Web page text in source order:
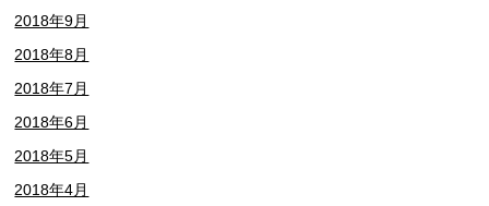
2018年9月
2018年8月
2018年7月
2018年6月
2018年5月
2018年4月